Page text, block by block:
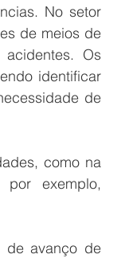
No setor
de meios de
Os
identificar
de
como na
exemplo,
de avanço de